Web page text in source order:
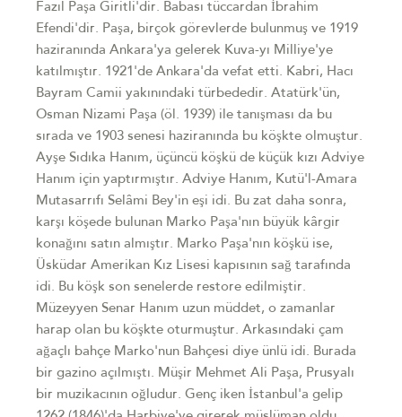
Fazıl Paşa Giritli'dir. Babası tüccardan İbrahim
Efendi'dir. Paşa, birçok görevlerde bulunmuş ve 1919
haziranında Ankara'ya gelerek Kuva-yı Milliye'ye
katılmıştır. 1921'de Ankara'da vefat etti. Kabri, Hacı
Bayram Camii yakınındaki türbededir. Atatürk'ün,
Osman Nizami Paşa (öl. 1939) ile tanışması da bu
sırada ve 1903 senesi haziranında bu köşkte olmuştur.
Ayşe Sıdıka Hanım, üçüncü köşkü de küçük kızı Adviye
Hanım için yaptırmıştır. Adviye Hanım, Kutü'l-Amara
Mutasarrıfı Selâmi Bey'in eşi idi. Bu zat daha sonra,
karşı köşede bulunan Marko Paşa'nın büyük kârgir
konağını satın almıştır. Marko Paşa'nın köşkü ise,
Üsküdar Amerikan Kız Lisesi kapısının sağ tarafında
idi. Bu köşk son senelerde restore edilmiştir.
Müzeyyen Senar Hanım uzun müddet, o zamanlar
harap olan bu köşkte oturmuştur. Arkasındaki çam
ağaçlı bahçe Marko'nun Bahçesi diye ünlü idi. Burada
bir gazino açılmıştı. Müşir Mehmet Ali Paşa, Prusyalı
bir muzikacının oğludur. Genç iken İstanbul'a gelip